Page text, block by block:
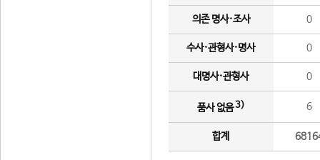
의존 명사·조사 0
수사·관형사·명사 0
대명사·관형사 0
품사 없음3) 6
합계